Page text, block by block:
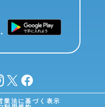
X facebook
業法に基づく表示